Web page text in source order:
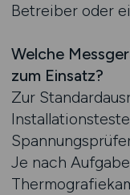
Betreiber oder
Welche
zum Einsatz?
Zur
Je nach